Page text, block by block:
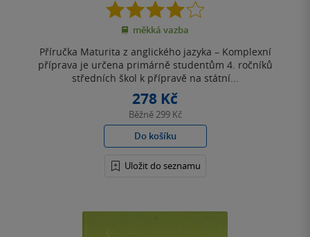
4.0
z
5
měkká vazba
Příručka Maturita z anglického jazyka – Komplexní
příprava je určena primárně studentům 4. ročníků
středních škol k přípravě na státní...
278 Kč
Běžně299 Kč
Do košíku
Uložit do seznamu